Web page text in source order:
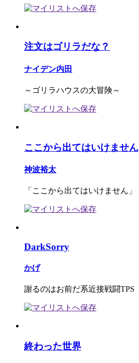
注文はゴリラだな？
ナイデン内田
～ゴリラハウスの大冒険～
ここから出てはいけません
神波裕太
「ここから出てはいけません」
DarkSorry
かげ
謝るのはお前だ系近接戦闘TPS
終わった世界